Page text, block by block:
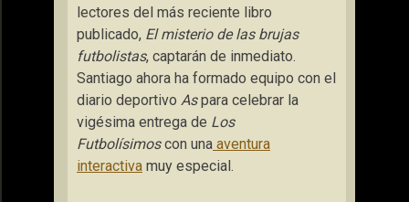
lectores del más reciente libro
publicado, El misterio de las brujas
futbolistas, captarán de inmediato.
Santiago ahora ha formado equipo con el
diario deportivo Aspara celebrar la
vigésima entrega de Los
Futbolísimoscon una aventura
interactiva muy especial.